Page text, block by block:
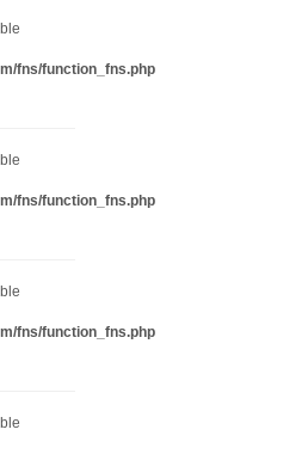
fns/function_fns.php
fns/function_fns.php
fns/function_fns.php